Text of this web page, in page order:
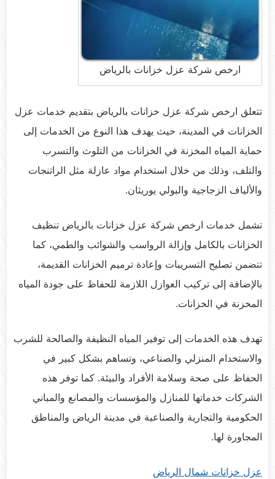
ارخص شركة عزل خزانات بالرياض
تتعلق ارخص شركة عزل خزانات بالرياض بتقديم خدمات عزل
الخزانات في المدينة، حيث يهدف هذا النوع من الخدمات إلى
حماية المياه المخزنة في الخزانات من التلوث والتسرب
والتلف، وذلك من خلال استخدام مواد عازلة مثل الراتنجات
والألياف الزجاجية والبولي يوريثان.
تشمل خدمات ارخص شركة عزل خزانات بالرياض تنظيف
الخزانات بالكامل وإزالة الرواسب والشوائب والطمي، كما
تتضمن تصليح التسريبات وإعادة ترميم الخزانات القديمة،
بالإضافة إلى تركيب العوازل اللازمة للحفاظ على جودة المياه
المخزنة في الخزانات.
تهدف هذه الخدمات إلى توفير المياه النظيفة والصالحة للشرب
والاستخدام المنزلي والصناعي، وتساهم بشكل كبير في
الحفاظ على صحة وسلامة الأفراد والبيئة. كما توفر هذه
الشركات خدماتها للمنازل والمؤسسات والمصانع والمباني
الحكومية والتجارية والصناعية في مدينة الرياض والمناطق
المجاورة لها.
عزل خزانات شمال الرياض